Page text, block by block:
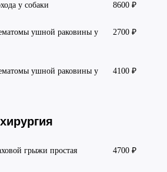
у собаки 8600 ₽
ушной раковины у
2700 ₽
ушной раковины у
4100 ₽
грыжи простая 4700 ₽